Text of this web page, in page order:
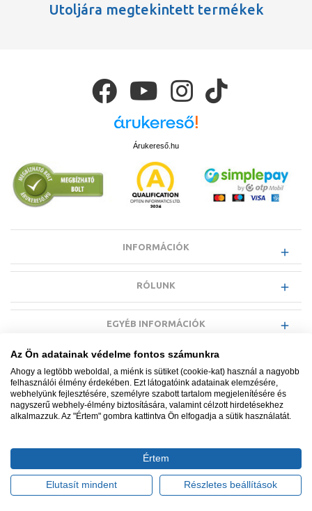
Utoljára megtekintett termékek
Árukereső.hu
INFORMÁCIÓK
RÓLUNK
EGYÉB INFORMÁCIÓK
87052/2015.
Ügyfélszolgálat: +36 1 700 3500
Tervezte és készítette:
Vision-Software, az Octopus 8 ERP
forgalmazója.
Az Ön adatainak védelme fontos számunkra
Ahogy a legtöbb weboldal, a miénk is sütiket (cookie-kat) használ a nagyobb
felhasználói élmény érdekében. Ezt látogatóink adatainak elemzésére,
webhelyünk fejlesztésére, személyre szabott tartalom megjelenítésére és
nagyszerű webhely-élmény biztosítására, valamint célzott hirdetésekhez
alkalmazzuk. Az "Értem" gombra kattintva Ön elfogadja a sütik használatát.
Értem
Elutasít mindent Részletes beállítások